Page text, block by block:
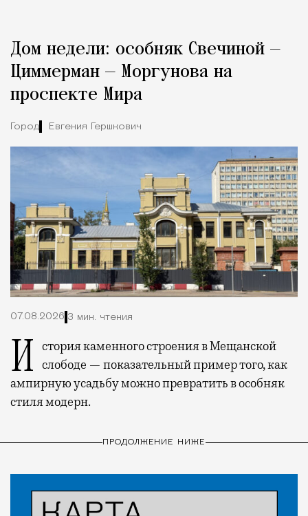
Город
Дом недели: особняк Свечиной —
Циммерман — Моргунова на
проспекте Мира
Город Евгения Гершкович
07.08.2026 3 мин. чтения
История каменного строения в Мещанской слободе — показательный пример того, как
ампирную усадьбу можно превратить в особняк
стиля модерн.
ПРОДОЛЖЕНИЕ НИЖЕ